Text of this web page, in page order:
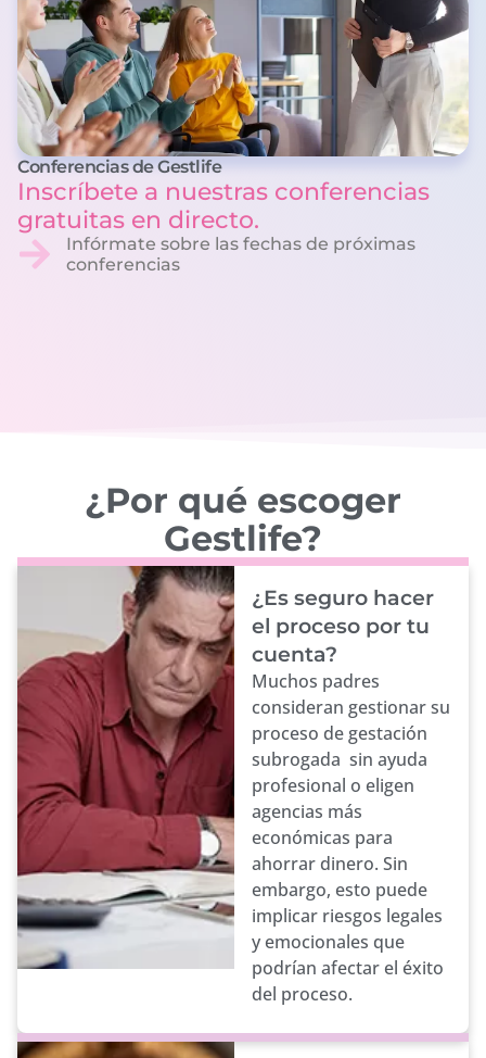
Conferencias de Gestlife
Inscríbete a nuestras conferencias
gratuitas en directo.
Infórmate sobre las fechas de próximas
conferencias
¿Por qué escoger
Gestlife?
¿Es seguro hacer
el proceso por tu
cuenta?
Muchos padres
consideran gestionar su
proceso de gestación
subrogada sin ayuda
profesional o eligen
agencias más
económicas para
ahorrar dinero. Sin
embargo, esto puede
implicar riesgos legales
y emocionales que
podrían afectar el éxito
del proceso.